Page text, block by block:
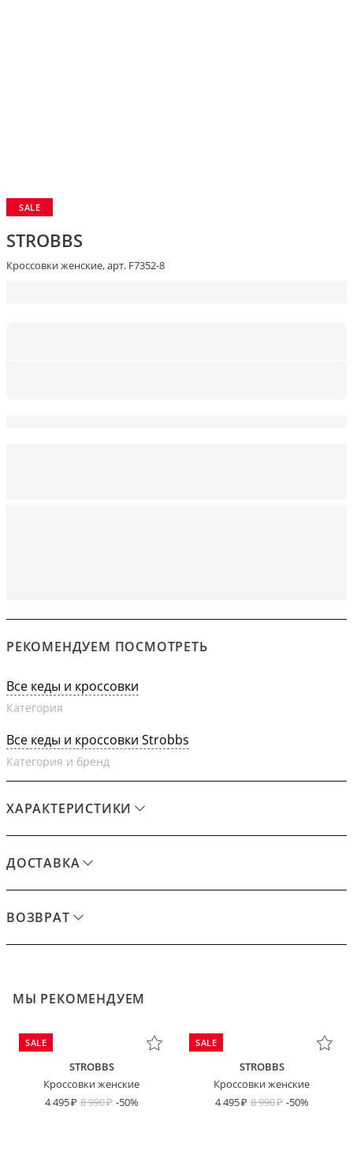
SALE
STROBBS
Кроссовки женские, арт. F7352-8
РЕКОМЕНДУЕМ ПОСМОТРЕТЬ
Все кеды и кроссовки
Категория
Все кеды и кроссовки Strobbs
Категория и бренд
ХАРАКТЕРИСТИКИ
ДОСТАВКА
ВОЗВРАТ
МЫ РЕКОМЕНДУЕМ
SALE
STROBBS
Кроссовки женские
4 495
8 990 -50%
SALE
STROBBS
Кроссовки женские
4 495
8 990 -50%